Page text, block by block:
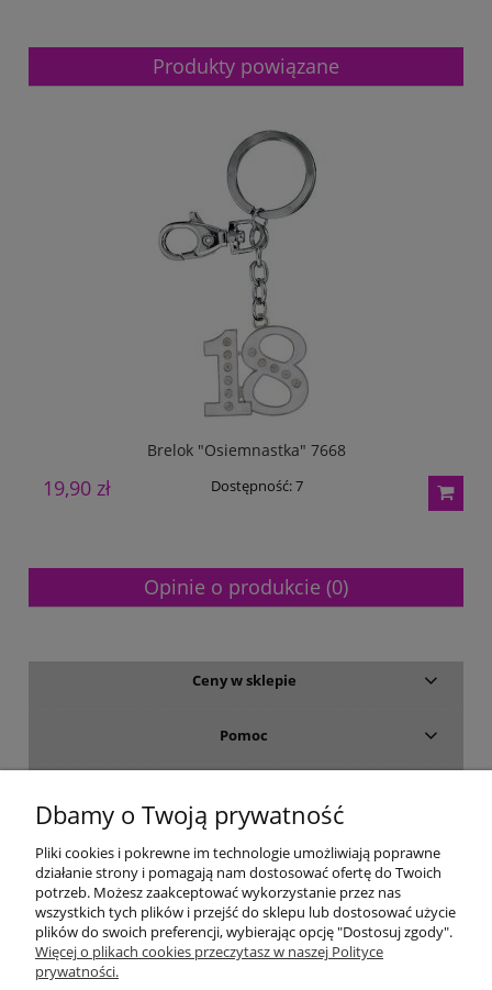
Produkty powiązane
Brelok "Osiemnastka" 7668
19,90 zł Dostępność:7
Opinie o produkcie (0)
Ceny w sklepie
Pomoc
Moje konto
Gwarancja i zwroty
O firmie
Dbamy o Twoją prywatność
Pliki cookies i pokrewne im technologie umożliwiają poprawne
działanie strony i pomagają nam dostosować ofertę do Twoich
potrzeb. Możesz zaakceptować wykorzystanie przez nas
wszystkich tych plików i przejść do sklepu lub dostosować użycie
plików do swoich preferencji, wybierając opcję "Dostosuj zgody".
Więcej o plikach cookies przeczytasz w naszej Polityce
prywatności.